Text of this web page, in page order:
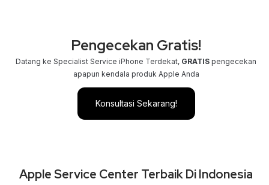
Pengecekan Gratis!
Datang ke Specialist Service iPhone Terdekat, GRATIS pengecekan
apapun kendala produk Apple Anda
Konsultasi Sekarang!
Apple Service Center Terbaik Di Indonesia